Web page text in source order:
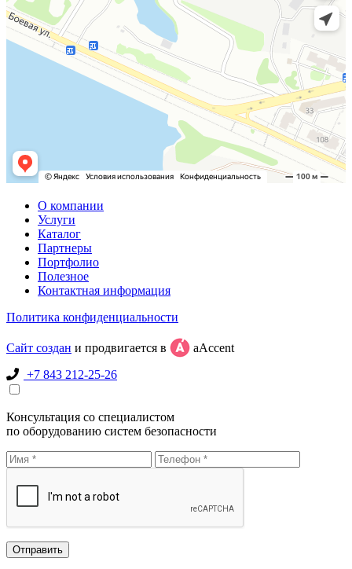
О компании
Услуги
Каталог
Партнеры
Портфолио
Полезное
Контактная информация
Политика конфиденциальности
Сайт создан и продвигается в
aAccent
+7 843 212-25-26
Консультация со специалистом
по оборудованию систем безопасности